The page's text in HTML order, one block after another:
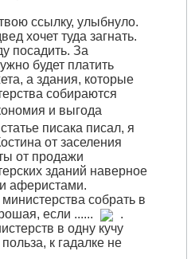
ссылку, улыбнуло.
хочет туда загнать.
посадить. За
будет платить
а здания, которые
собираются
и выгода
писака писал, я
от заселения
от продажи
зданий наверное
аферистами.
собрать в
если ......
.
в одну кучу
к гадалке не